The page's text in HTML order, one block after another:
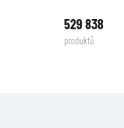
529 838
produktů